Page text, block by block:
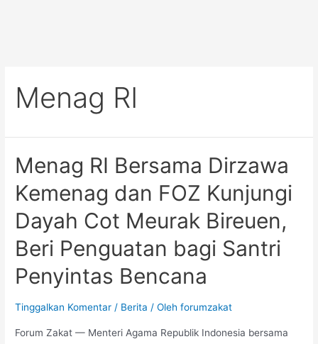
Menag RI
Menag RI Bersama Dirzawa
Kemenag dan FOZ Kunjungi
Dayah Cot Meurak Bireuen,
Beri Penguatan bagi Santri
Penyintas Bencana
Tinggalkan Komentar / Berita / Olehforumzakat
Forum Zakat — Menteri Agama Republik Indonesia bersama